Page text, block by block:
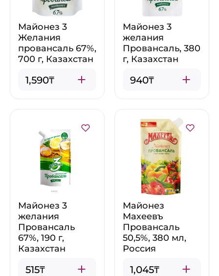
Майонез 3
Желания
провансаль 67%,
700 г, Казахстан
1,590₸
Майонез 3
желания
Провансаль, 380
г, Казахстан
940₸
Майонез 3
желания
Провансаль
67%, 190 г,
Казахстан
515₸
Майонез
Махеевъ
Провансаль
50,5%, 380 мл,
Россия
1,045₸